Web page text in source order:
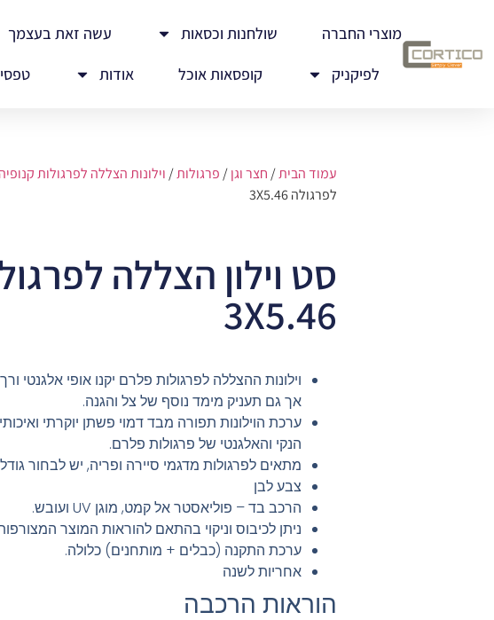
מוצרי החברה שולחנות וכסאות עשה זאת בעצמך
לפיקניק
קופסאות אוכל אודות
עמוד הבית/ חצר וגן/ פרגולות/ וילונות הצללה לפרגולות קנופיה
לפרגולה 3X5.46
סט וילון הצללה
3X5.46
וילונות ההצללה לפרגולות פלרם יקנו אופי אלגנטי
אך גם תעניק מימד נוסף של צל והגנה.
ערכת הוילונות תפורה מבד דמוי פשתן יוקרתי
הנקי והאלגנטי של פרגולות פלרם.
מתאים לפרגולות מדגמי סיירה ופריה, יש לבחור
צבע לבן
הרכב בד – פוליאסטר אל קמט, מוגן UV ועובש.
ניתן לכיבוס וניקוי בהתאם להוראות המוצר
ערכת התקנה (כבלים + מותחנים) כלולה.
אחריות לשנה
הוראות הרכבה